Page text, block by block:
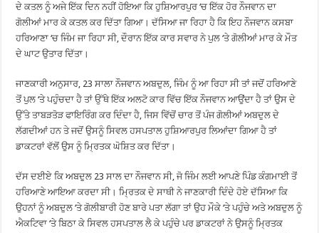
ਦੇ ਕਤਲ ਨੂੰ ਅਜੇ ਇੱਕ ਦਿਨ ਨਹੀਂ ਹੋਇਆ ਕਿ ਹੁਸ਼ਿਆਰਪੁਰ ‘ਚ ਇੱਕ ਹੋਰ ਨੌਜਵਾਨ ਦਾ
ਗੋਲੀਆਂ ਮਾਰ ਕੇ ਕਤਲ ਕਰ ਦਿੱਤਾ ਗਿਆ। ਦੱਸਿਆ ਜਾ ਰਿਹਾ ਹੈ ਕਿ ਇਹ ਨੌਜਵਾਨ ਕਸਬਾ
ਹਰਿਆਣਾ ‘ਚ ਜਿੰਮ ਜਾ ਰਿਹਾ ਸੀ, ਦੌਰਾਨ ਇੱਕ ਕਾਰ ਸਵਾਰ ਨੇ ਪੁਲ ‘ਤੇ ਗੋਲੀਆਂ ਮਾਰ ਕੇ ਮੌਤ
ਦੇ ਘਾਟ ਉਤਾਰ ਦਿੱਤਾ।
ਜਾਣਕਾਰੀ ਅਨੁਸਾਰ, 23 ਸਾਲਾ ਨੌਜਵਾਨ ਅਬਦੁਲ, ਜਿੰਮ ਨੂੰ ਆ ਰਿਹਾ ਸੀ ਤਾਂ ਜਦੋਂ ਹਰਿਆਣੇ
ਤੋਂ ਪੁਲ ‘ਤੇ ਪਹੁੰਚਦਾ ਹੈ ਤਾਂ ਉੱਥੇ ਇੱਕ ਅਲਟੋ ਕਾਰ ਵਿੱਚ ਇੱਕ ਨੌਜਵਾਨ ਆਉਂਦਾ ਹੈ ਤਾਂ ਉਸ ਦੇ
ਉੱਤੇ ਤਾਬੜਤੋੜ ਫਾਇਰਿੰਗ ਕਰ ਦਿੰਦਾ ਹੈ, ਜਿਸ ਵਿੱਚੋਂ ਚਾਰ ਤੋਂ ਪੰਜ ਗੋਲੀਆਂ ਅਬਦੁਲ ਦੇ
ਲੱਗਦੀਆਂ ਹਨ ਤੇ ਜਦੋਂ ਉਸਨੂੰ ਸਿਵਲ ਹਸਪਤਾਲ ਹੁਸ਼ਿਆਰਪੁਰ ਲਿਆਂਦਾ ਗਿਆ ਹੈ ਤਾਂ
ਡਾਕਟਰਾਂ ਵੱਲੋਂ ਉਸ ਨੂੰ ਮ੍ਰਿਤਕ ਘੋਸ਼ਿਤ ਕਰ ਦਿੱਤਾ।
ਦੱਸ ਦਈਏ ਕਿ ਅਬਦੁਲ 23 ਸਾਲ ਦਾ ਨੌਜਵਾਨ ਸੀ, ਜੋ ਜਿੰਮ ਲਈ ਆਪਣੇ ਪਿੰਡ ਕੰਗਮਾਈ ਤੋਂ
ਹਰਿਆਣੇ ਆਇਆ ਕਰਦਾ ਸੀ। ਮ੍ਰਿਤਕ ਦੇ ਸਾਥੀ ਨੇ ਜਾਣਕਾਰੀ ਦਿੰਦੇ ਹੋਏ ਦੱਸਿਆ ਕਿ
ਉਹਨਾਂ ਨੂੰ ਅਬਦੁਲ ‘ਤੇ ਗੋਲੀਬਾਰੀ ਹੋਣ ਬਾਰੇ ਪਤਾ ਲੱਗਾ ਤਾਂ ਉਹ ਮੌਕੇ ‘ਤੇ ਪਹੁੰਚੇ ਅਤੇ ਅਬਦੁਲ ਨੂੰ
ਐਕਟਿਵਾ ‘ਤੇ ਬਿਠਾ ਕੇ ਸਿਵਲ ਹਸਪਤਾਲ ਲੈ ਕੇ ਪਹੁੰਚੇ ਪਰ ਡਾਕਟਰਾਂ ਨੇ ਉਸਨੂੰ ਮ੍ਰਿਤਕ